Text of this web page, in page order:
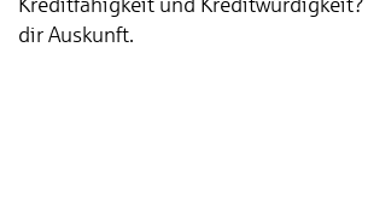
dir Auskunft.